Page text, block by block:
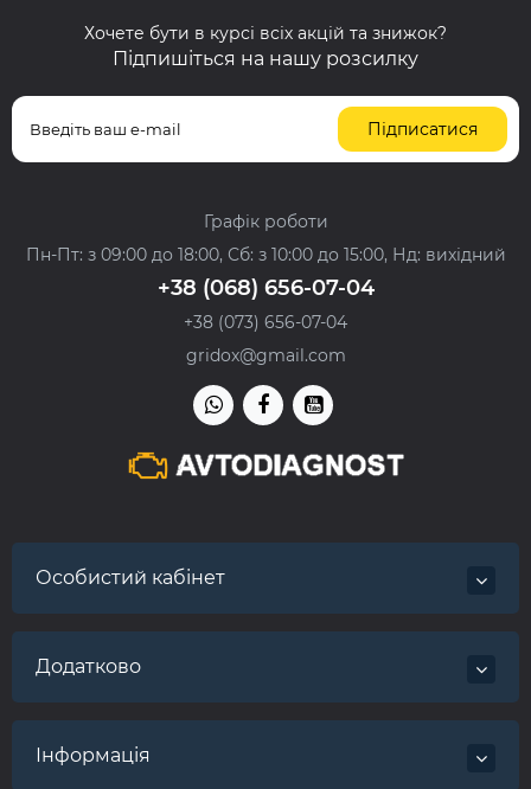
Хочете бути в курсі всіх акцій та знижок?
Підпишіться на нашу розсилку
Підписатися
Графік роботи
Пн-Пт: з 09:00 до 18:00, Сб: з 10:00 до 15:00, Нд: вихідний
+38 (068) 656-07-04
+38 (073) 656-07-04
gridox@gmail.com
Особистий кабінет
Додатково
Інформація